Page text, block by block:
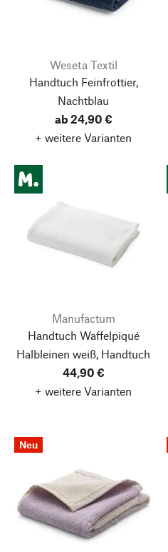
Weseta Textil
Handtuch Feinfrottier,
Nachtblau
ab 24,90 €
+ weitere Varianten
Manufactum
Handtuch Waffelpiqué
Halbleinen weiß, Handtuch
44,90 €
+ weitere Varianten
Neu